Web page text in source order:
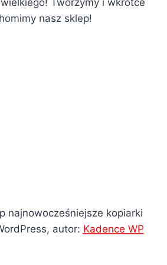
nasz sklep!
najnowocześniejsze kopiarki
autor: Kadence WP